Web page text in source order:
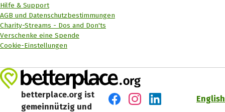
Hilfe & Support
AGB und Datenschutzbestimmungen
Charity-Streams - Dos and Don'ts
Verschenke eine Spende
Cookie-Einstellungen
betterplace.org ist
gemeinnützig und
English